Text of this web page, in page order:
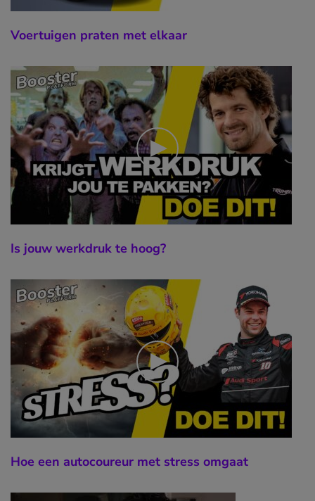
Voertuigen praten met elkaar
Is jouw werkdruk te hoog?
Hoe een autocoureur met stress omgaat